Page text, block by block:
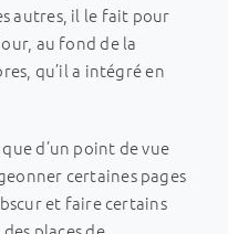
autres, il le fait pour
au fond de la
qu’il a intégré en
d’un point de vue
certaines pages
et faire certains